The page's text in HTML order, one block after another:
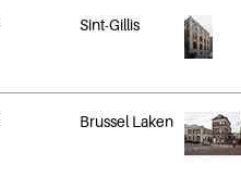
Sint-Gillis
Brussel Laken